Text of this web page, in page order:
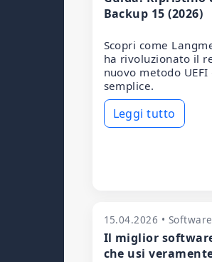
Backup 15 (2026)
Scopri come
ha rivoluzionato il
nuovo metodo
semplice.
Leggi tutto
15.04.2026 •
Il miglior
che usi